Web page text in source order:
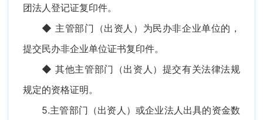
团法人登记证复印件。
◆ 主管部门（出资人）为民办非企业单位的，
提交民办非企业单位证书复印件。
◆ 其他主管部门（出资人）提交有关法律法规
规定的资格证明。
5.主管部门（出资人）或企业法人出具的资金数